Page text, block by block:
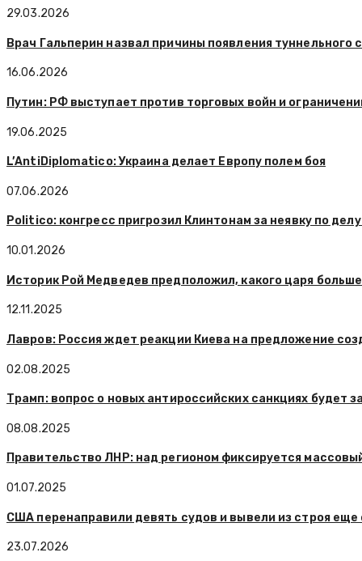
29.03.2026
Врач Гальперин назвал причины появления туннельного
16.06.2026
Путин: РФ выступает против торговых войн и
19.06.2025
L’AntiDiplomatico: Украина делает Европу полем боя
07.06.2026
Politico: конгресс пригрозил Клинтонам за неявку по
10.01.2026
Историк Рой Медведев предположил, какого царя
12.11.2025
Лавров: Россия ждет реакции Киева на предложение
02.08.2025
Трамп: вопрос о новых антироссийских санкциях будет
08.08.2025
Правительство ЛНР: над регионом фиксируется
01.07.2025
США перенаправили девять судов и вывели из строя
23.07.2026